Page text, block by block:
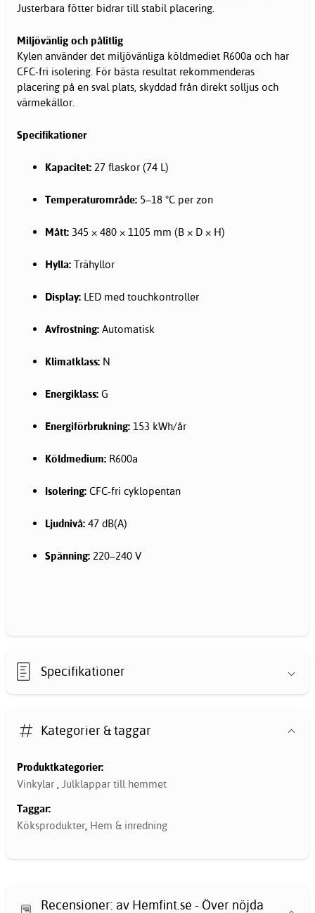
Justerbara fötter bidrar till stabil placering.
Miljövänlig och pålitlig
Kylen använder det miljövänliga köldmediet R600a och har
CFC-fri isolering. För bästa resultat rekommenderas
placering på en sval plats, skyddad från direkt solljus och
värmekällor.
Specifikationer
Kapacitet: 27 flaskor (74 L)
Temperaturområde: 5–18 °C per zon
Mått: 345 × 480 × 1105 mm (B × D × H)
Hylla: Trähyllor
Display: LED med touchkontroller
Avfrostning: Automatisk
Klimatklass: N
Energiklass: G
Energiförbrukning: 153 kWh/år
Köldmedium: R600a
Isolering: CFC-fri cyklopentan
Ljudnivå: 47 dB(A)
Spänning: 220–240 V
Specifikationer
Kategorier & taggar
Produktkategorier:
Vinkylar , Julklappar till hemmet
Taggar:
Köksprodukter, Hem & inredning
Recensioner: av Hemfint.se - Över nöjda